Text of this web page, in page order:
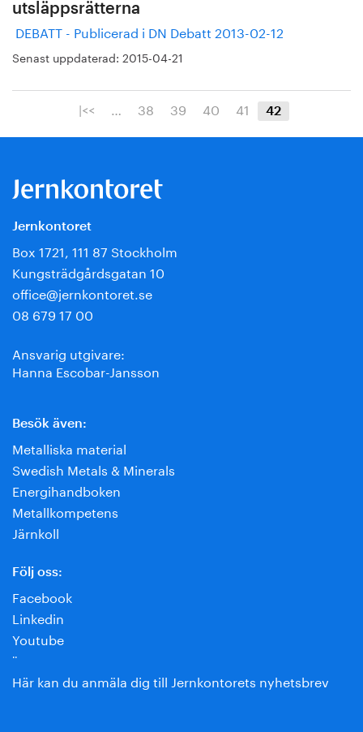
utsläppsrätterna
DEBATT - Publicerad i DN Debatt 2013-02-12
Senast uppdaterad: 2015-04-21
|<< … 38 39 40 41 42
Jernkontoret
Box 1721, 111 87 Stockholm
Kungsträdgårdsgatan 10
office@jernkontoret.se
08 679 17 00
Ansvarig utgivare:
Hanna Escobar-Jansson
Besök även:
Metalliska material
Swedish Metals & Minerals
Energihandboken
Metallkompetens
Järnkoll
Följ oss:
Facebook
Linkedin
Youtube
¨
Här kan du anmäla dig till Jernkontorets nyhetsbrev